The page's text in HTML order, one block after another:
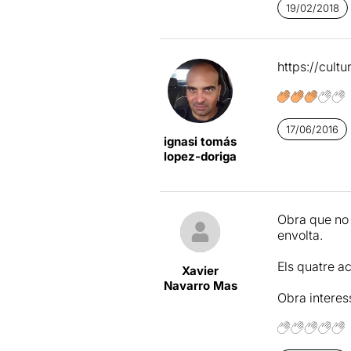
D'entrada
en molts
deixat
Un grup
una mena
deixar en
Aquesta
(Rafa
aquesta
Una
persones
19/02/2018
ignasi tomás
lopez-doriga
https://
17/06/2016
Xavier
Navarro Mas
Obra que
envolta.
Els quatre
Obra